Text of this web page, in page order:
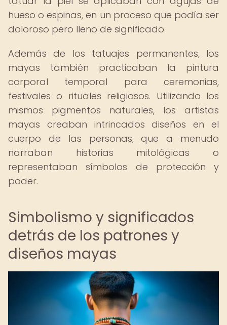
hueso o espinas, en un proceso que podía ser
doloroso pero lleno de significado.
Además de los tatuajes permanentes, los
mayas también practicaban la pintura
corporal temporal para ceremonias,
festivales o rituales religiosos. Utilizando los
mismos pigmentos naturales, los artistas
mayas creaban intrincados diseños en el
cuerpo de las personas, que a menudo
narraban historias mitológicas o
representaban símbolos de protección y
poder.
Simbolismo y significados
detrás de los patrones y
diseños mayas